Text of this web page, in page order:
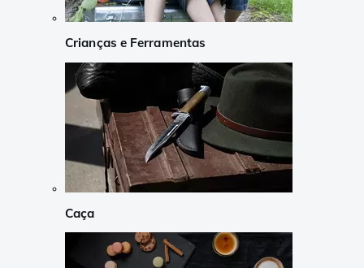
Crianças e Ferramentas
Caça